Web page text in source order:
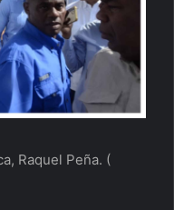
Raquel Peña. (